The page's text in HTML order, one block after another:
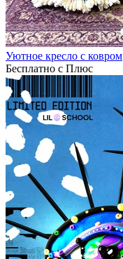
Уютное кресло с ковром
Бесплатно с Плюс